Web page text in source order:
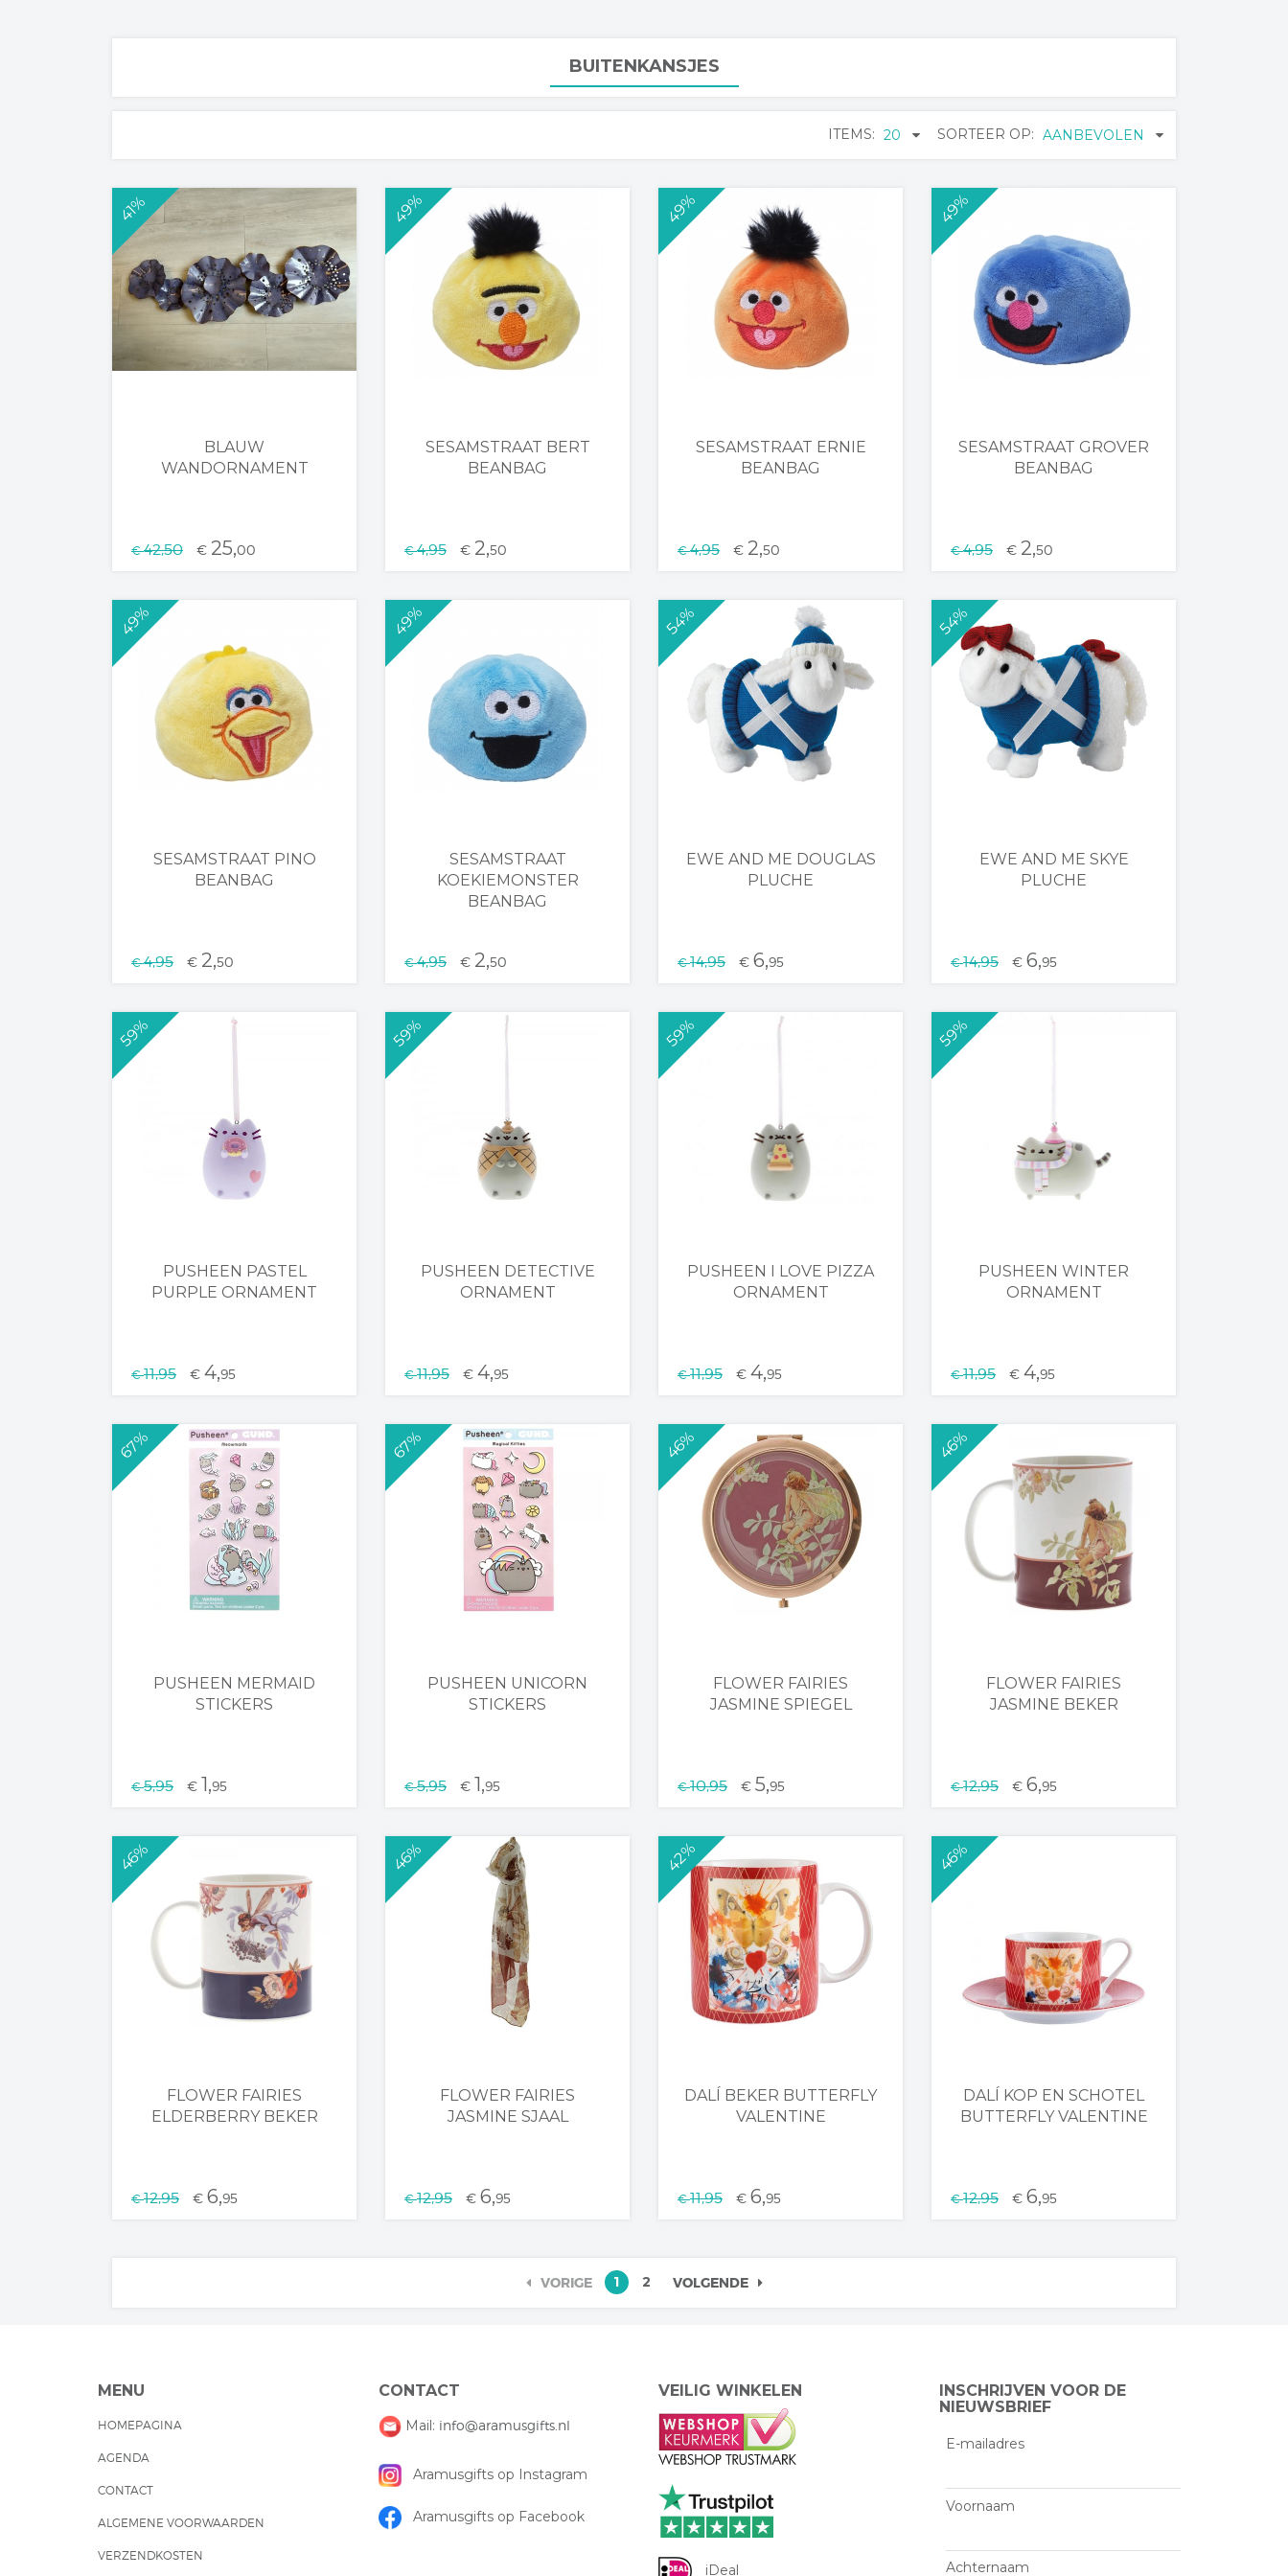
BUITENKANSJES
SORTEER OP: AANBEVOLEN
ITEMS: 20
41%
BLAUW
WANDORNAMENT
€42,50 € 25,00
49%
SESAMSTRAAT BERT
BEANBAG
€4,95 € 2,50
49%
SESAMSTRAAT ERNIE
BEANBAG
€4,95 € 2,50
49%
SESAMSTRAAT GROVER
BEANBAG
€4,95 € 2,50
49%
SESAMSTRAAT PINO
BEANBAG
€4,95 € 2,50
49%
SESAMSTRAAT
KOEKIEMONSTER
BEANBAG
€4,95 € 2,50
54%
EWE AND ME DOUGLAS
PLUCHE
€14,95 € 6,95
54%
EWE AND ME SKYE
PLUCHE
€14,95 € 6,95
59%
PUSHEEN PASTEL
PURPLE ORNAMENT
€11,95 € 4,95
59%
PUSHEEN DETECTIVE
ORNAMENT
€11,95 € 4,95
59%
PUSHEEN I LOVE PIZZA
ORNAMENT
€11,95 € 4,95
59%
PUSHEEN WINTER
ORNAMENT
€11,95 € 4,95
67%
PUSHEEN MERMAID
STICKERS
€5,95 € 1,95
67%
PUSHEEN UNICORN
STICKERS
€5,95 € 1,95
46%
FLOWER FAIRIES
JASMINE SPIEGEL
€10,95 € 5,95
46%
FLOWER FAIRIES
JASMINE BEKER
€12,95 € 6,95
46%
FLOWER FAIRIES
ELDERBERRY BEKER
€12,95 € 6,95
46%
FLOWER FAIRIES
JASMINE SJAAL
€12,95 € 6,95
42%
DALÍ BEKER BUTTERFLY
VALENTINE
€11,95 € 6,95
46%
DALÍ KOP EN SCHOTEL
BUTTERFLY VALENTINE
€12,95 € 6,95
VORIGE 1 2 VOLGENDE
MENU
HOMEPAGINA
AGENDA
CONTACT
ALGEMENE VOORWAARDEN
VERZENDKOSTEN
CONTACT
Mail: info@aramusgifts.nl
Aramusgifts op Instagram
Aramusgifts op Facebook
VEILIG WINKELEN
iDeal
INSCHRIJVEN VOOR DE
NIEUWSBRIEF
E-mailadres
Voornaam
Achternaam